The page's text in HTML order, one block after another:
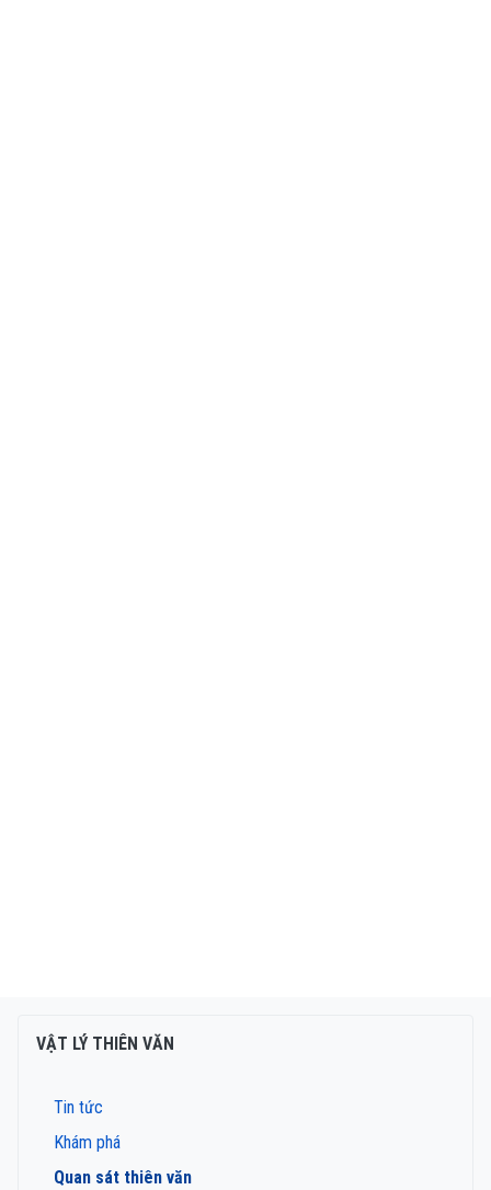
VẬT LÝ THIÊN VĂN
Tin tức
Khám phá
Quan sát thiên văn